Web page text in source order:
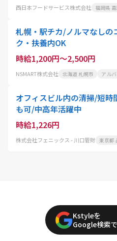
西日本フードサービス株式会社 福岡県
札幌・駅チカ/ノルマなしの
ク・扶養内OK
時給1,200円～2,500円
NSMART株式会社 北海道 札幌市 アル
オフィスビル内の清掃/短時
も可/中高年活躍中
時給1,226円
株式会社フェニックス - 川口管財 東京都
Kstyleを
Google検索